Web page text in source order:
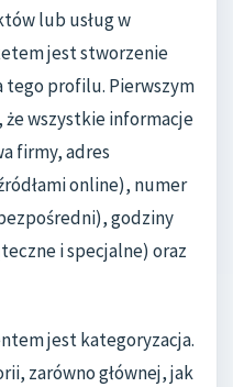
lub usług w
jest stworzenie
profilu. Pierwszym
wszystkie informacje
firmy, adres
online), numer
godziny
i specjalne) oraz
jest kategoryzacja.
zarówno głównej, jak